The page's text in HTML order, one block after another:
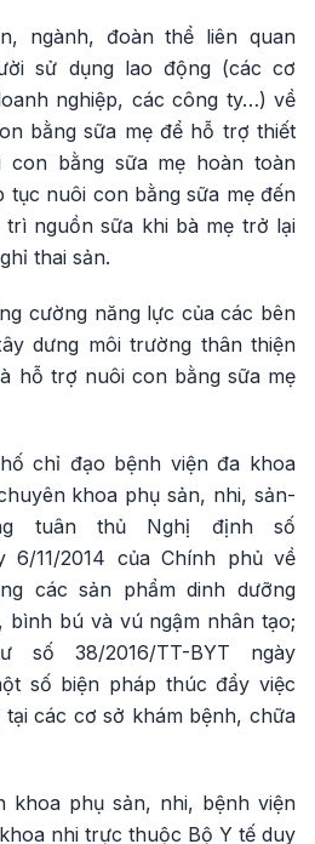
ngành, đoàn thể liên quan
sử dụng lao động (các cơ
nghiệp, các công ty…) về
bằng sữa mẹ để hỗ trợ thiết
bằng sữa mẹ hoàn toàn
tục nuôi con bằng sữa mẹ đến
nguồn sữa khi bà mẹ trở lại
thai sản.
cường năng lực của các bên
dưng môi trường thân thiện
hỗ trợ nuôi con bằng sữa mẹ
chỉ đạo bệnh viện đa khoa
khoa phụ sản, nhi, sản-
tuân thủ Nghị định số
6/11/2014 của Chính phủ về
các sản phẩm dinh dưỡng
bú và vú ngậm nhân tạo;
số 38/2016/TT-BYT ngày
số biện pháp thúc đẩy việc
các cơ sở khám bệnh, chữa
khoa phụ sản, nhi, bệnh viện
nhi trực thuộc Bộ Y tế duy